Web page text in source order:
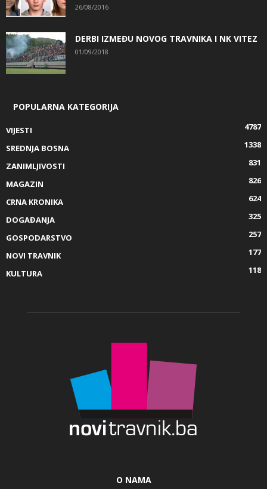
26/08/2016
DERBI IZMEĐU NOVOG TRAVNIKA I NK VITEZ
01/09/2018
POPULARNA KATEGORIJA
VIJESTI
4787
SREDNJA BOSNA
1338
ZANIMLJIVOSTI
831
MAGAZIN
826
CRNA KRONIKA
624
DOGAĐANJA
325
GOSPODARSTVO
257
NOVI TRAVNIK
177
KULTURA
118
O NAMA